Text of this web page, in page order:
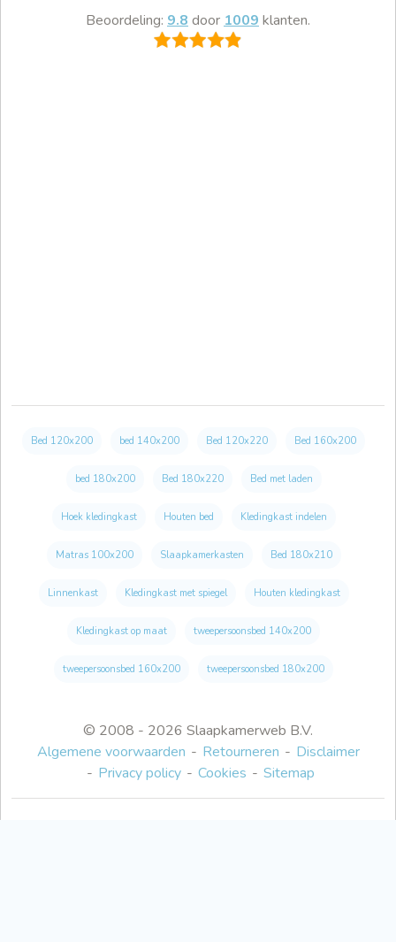
© 2008 - 2026 Slaapkamerweb B.V.
Algemene voorwaarden
Retourneren
Disclaimer
Privacy policy
Cookies Sitemap
Beoordeling: 9.8 door 1009 klanten.
Bed 120x200 bed 140x200 Bed 120x220 Bed 160x200
bed 180x200 Bed 180x220 Bed met laden
Hoek kledingkast Houten bed Kledingkast indelen
Matras 100x200 Slaapkamerkasten Bed 180x210
Linnenkast Kledingkast met spiegel Houten kledingkast
Kledingkast op maat tweepersoonsbed 140x200
tweepersoonsbed 160x200 tweepersoonsbed 180x200